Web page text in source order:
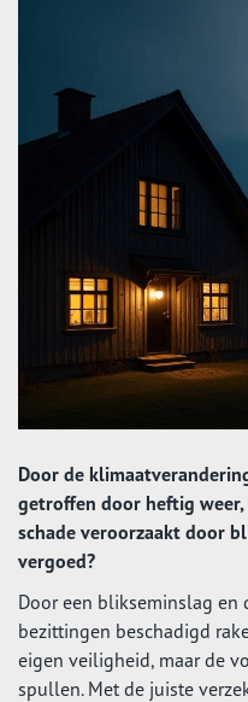
Door de
getroffen door heftig
schade veroorzaakt door
vergoed?
Door een blikseminslag
bezittingen beschadigd
eigen veiligheid, maar de
spullen. Met de juiste